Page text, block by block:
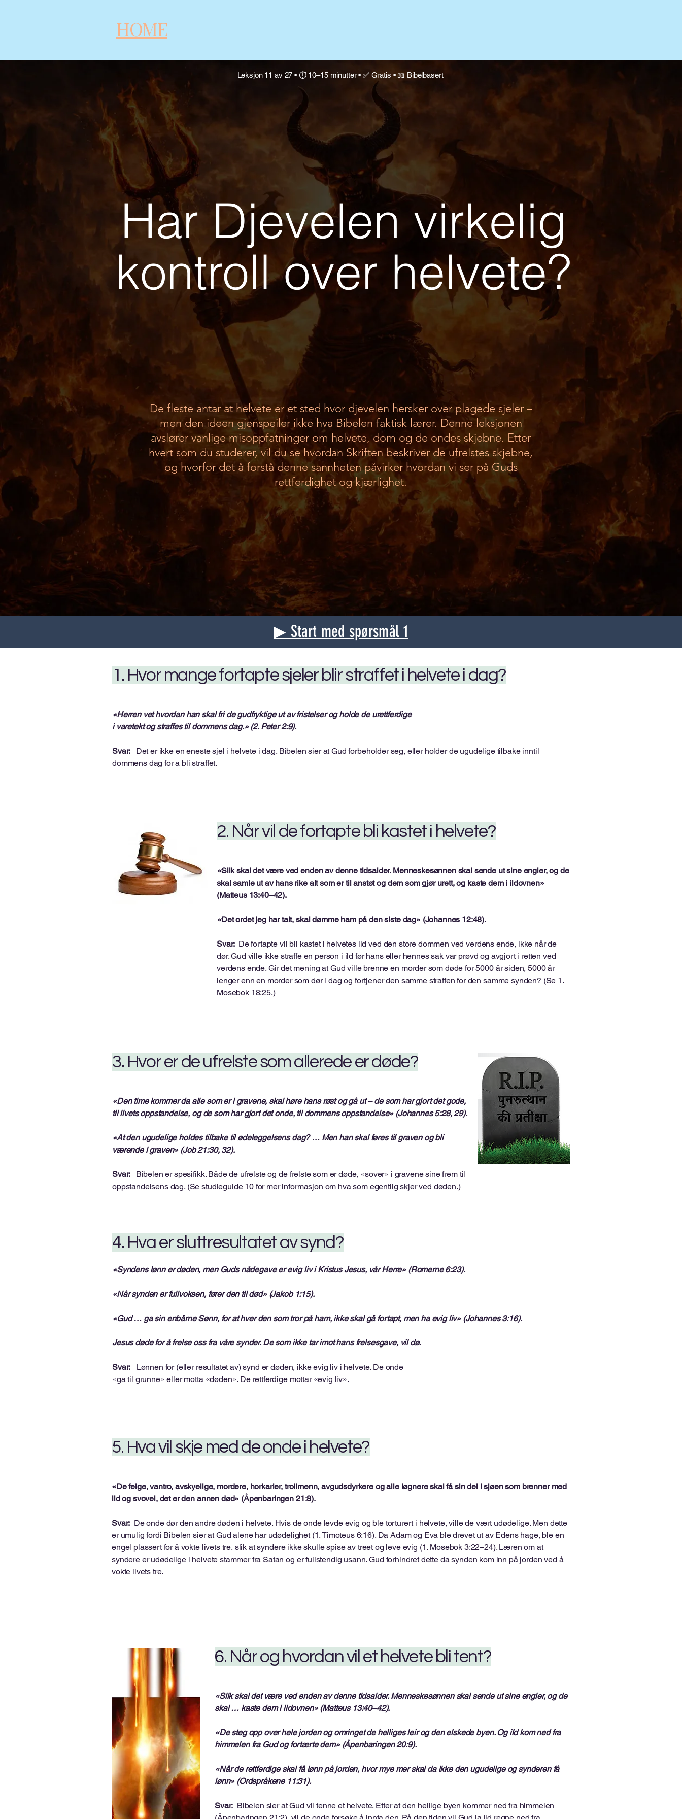
HOME
Leksjon 11 av 27 • ⏱ 10–15 minutter • ✅ Gratis • 📖 Bibelbasert
Har Djevelen virkelig
kontroll over helvete?
De fleste antar at helvete er et sted hvor djevelen hersker over plagede sjeler –
men den ideen gjenspeiler ikke hva Bibelen faktisk lærer. Denne leksjonen
avslører vanlige misoppfatninger om helvete, dom og de ondes skjebne. Etter
hvert som du studerer, vil du se hvordan Skriften beskriver de ufrelstes skjebne,
og hvorfor det å forstå denne sannheten påvirker hvordan vi ser på Guds
rettferdighet og kjærlighet.
▶ Start med spørsmål 1
1. Hvor mange fortapte sjeler blir straffet i helvete i dag?
«Herren vet hvordan han skal fri de gudfryktige ut av fristelser og holde de urettferdige
i varetekt og straffes til dommens dag.» (2. Peter 2:9).
Svar:
Det er ikke en eneste sjel i helvete i dag. Bibelen sier at Gud forbeholder seg, eller holder de ugudelige tilbake inntil
dommens dag for å bli straffet.
2. Når vil de fortapte bli kastet i helvete?
«Slik skal det være ved enden av denne tidsalder. Menneskesønnen skal sende ut sine engler, og de
skal samle ut av hans rike alt som er til anstøt og dem som gjør urett, og kaste dem i ildovnen»
(Matteus 13:40–42).
«Det ordet jeg har talt, skal dømme ham på den siste dag» (Johannes 12:48).
Svar: De fortapte vil bli kastet i helvetes ild ved den store dommen ved verdens ende, ikke når de
dør. Gud ville ikke straffe en person i ild før hans eller hennes sak var prøvd og avgjort i retten ved
verdens ende. Gir det mening at Gud ville brenne en morder som døde for 5000 år siden, 5000 år
lenger enn en morder som dør i dag og fortjener den samme straffen for den samme synden? (Se 1.
Mosebok 18:25.)
3. Hvor er de ufrelste som allerede er døde?
«Den time kommer da alle som er i gravene, skal høre hans røst og gå ut – de som har gjort det gode,
til livets oppstandelse, og de som har gjort det onde, til dommens oppstandelse» (Johannes 5:28, 29).
«At den ugudelige holdes tilbake til ødeleggelsens dag? … Men han skal føres til graven og bli
værende i graven» (Job 21:30, 32).
Svar:
Bibelen er spesifikk. Både de ufrelste og de frelste som er døde, «sover» i gravene sine frem til
oppstandelsens dag. (Se studieguide 10 for mer informasjon om hva som egentlig skjer ved døden.)
4. Hva er sluttresultatet av synd?
«Syndens lønn er døden, men Guds nådegave er evig liv i Kristus Jesus, vår Herre» (Romerne 6:23).
«Når synden er fullvoksen, fører den til død» (Jakob 1:15).
«Gud … ga sin enbårne Sønn, for at hver den som tror på ham, ikke skal gå fortapt, men ha evig liv» (Johannes 3:16).
Jesus døde for å frelse oss fra våre synder. De som ikke tar imot hans frelsesgave, vil dø.
Svar: Lønnen for (eller resultatet av) synd er døden, ikke evig liv i helvete. De onde
«gå til grunne» eller motta «døden». De rettferdige mottar «evig liv».
5. Hva vil skje med de onde i helvete?
«De feige, vantro, avskyelige, mordere, horkarler, trollmenn, avgudsdyrkere og alle løgnere skal få sin del i sjøen som brenner med
ild og svovel, det er den annen død» (Åpenbaringen 21:8).
Svar: De onde dør den andre døden i helvete. Hvis de onde levde evig og ble torturert i helvete, ville de vært udødelige. Men dette
er umulig fordi Bibelen sier at Gud alene har udødelighet (1. Timoteus 6:16). Da Adam og Eva ble drevet ut av Edens hage, ble en
engel plassert for å vokte livets tre, slik at syndere ikke skulle spise av treet og leve evig (1. Mosebok 3:22–24). Læren om at
syndere er udødelige i helvete stammer fra Satan og er fullstendig usann. Gud forhindret dette da synden kom inn på jorden ved å
vokte livets tre.
6. Når og hvordan vil et helvete bli tent?
«Slik skal det være ved enden av denne tidsalder. Menneskesønnen skal sende ut sine engler, og de
skal … kaste dem i ildovnen» (Matteus 13:40–42).
«De steg opp over hele jorden og omringet de helliges leir og den elskede byen. Og ild kom ned fra
himmelen fra Gud og fortærte dem» (Åpenbaringen 20:9).
«Når de rettferdige skal få lønn på jorden, hvor mye mer skal da ikke den ugudelige og synderen få
lønn» (Ordspråkene 11:31).
Svar: Bibelen sier at Gud vil tenne et helvete. Etter at den hellige byen kommer ned fra himmelen